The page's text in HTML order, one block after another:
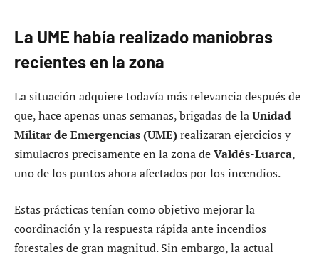
La UME había realizado maniobras
recientes en la zona
La situación adquiere todavía más relevancia después de
que, hace apenas unas semanas, brigadas de laUnidad
Militar de Emergencias (UME)realizaran ejercicios y
simulacros precisamente en la zona deValdés-Luarca,
uno de los puntos ahora afectados por los incendios.
Estas prácticas tenían como objetivo mejorar la
coordinación y la respuesta rápida ante incendios
forestales de gran magnitud. Sin embargo, la actual